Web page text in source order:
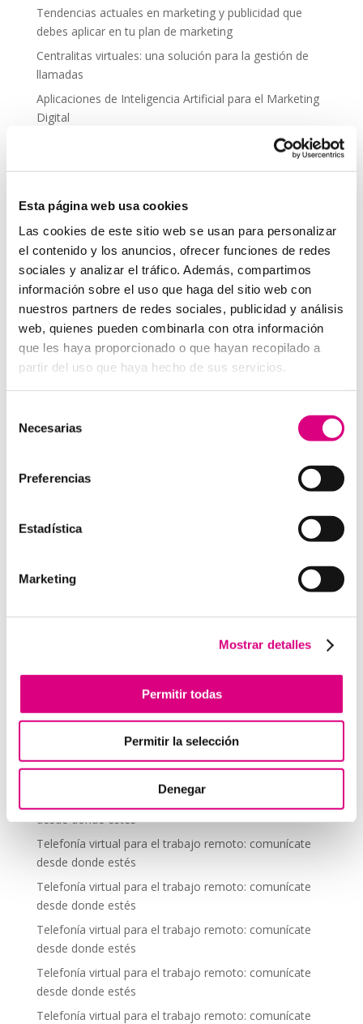
Esta página web usa cookies
Las cookies de este sitio web se usan para personalizar
el contenido y los anuncios, ofrecer funciones de redes
sociales y analizar el tráfico. Además, compartimos
información sobre el uso que haga del sitio web con
nuestros partners de redes sociales, publicidad y análisis
web, quienes pueden combinarla con otra información
que les haya proporcionado o que hayan recopilado a
partir del uso que haya hecho de sus servicios.
Necesarias
Preferencias
Estadística
Marketing
Mostrar detalles
Permitir todas
Permitir la selección
Denegar
Tendencias actuales en marketing y publicidad que
debes aplicar en tu plan de marketing
Centralitas virtuales: una solución para la gestión de
llamadas
Aplicaciones de Inteligencia Artificial para el Marketing
Digital
Herramientas de marketing digital que toda empresa
energía renovable
Estrategias de Marketing Digital para Pymes
Cómo crear un Plan de Marketing efectivo
10 consejos para optimizar la velocidad de carga de tu
web
Seguridad
Autenticación de dos factores (2FA): una capa
adicional de seguridad
dispositivos cuando desconectas
El auge de las noticias falsas
cibernética
La importancia de la seguridad cibernética de tu
Los Botnets: El ejército oculto de ciberdelincuentes
Telefonía virtual para el trabajo remoto: comunícate
Telefonía virtual para el trabajo remoto: comunícate
desde donde estés
Telefonía virtual para el trabajo remoto: comunícate
desde donde estés
Telefonía virtual para el trabajo remoto: comunícate
desde donde estés
Telefonía virtual para el trabajo remoto: comunícate
desde donde estés
Telefonía virtual para el trabajo remoto: comunícate
desde donde estés
Telefonía virtual para el trabajo remoto: comunícate